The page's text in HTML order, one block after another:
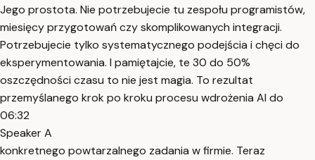
Jego prostota. Nie potrzebujecie tu zespołu programistów,
miesięcy przygotowań czy skomplikowanych integracji.
Potrzebujecie tylko systematycznego podejścia i chęci do
eksperymentowania. I pamiętajcie, te 30 do 50%
oszczędności czasu to nie jest magia. To rezultat
przemyślanego krok po kroku procesu wdrożenia AI do
06:32
Speaker A
konkretnego powtarzalnego zadania w firmie. Teraz